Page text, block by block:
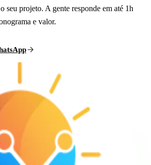
seu projeto. A gente responde em até 1h
e valor.